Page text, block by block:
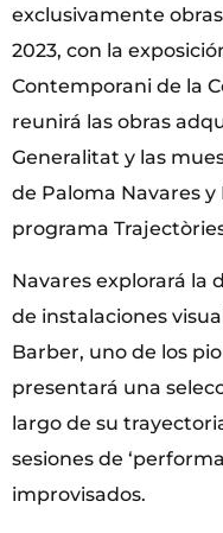
exclusivamente
2023, con la
Contemporani de la
reunirá las obras
Generalitat y las
de Paloma Navares
programa Trajectòries
Navares explorará la
de instalaciones
Barber, uno de los
presentará una
largo de su
sesiones de
improvisados.